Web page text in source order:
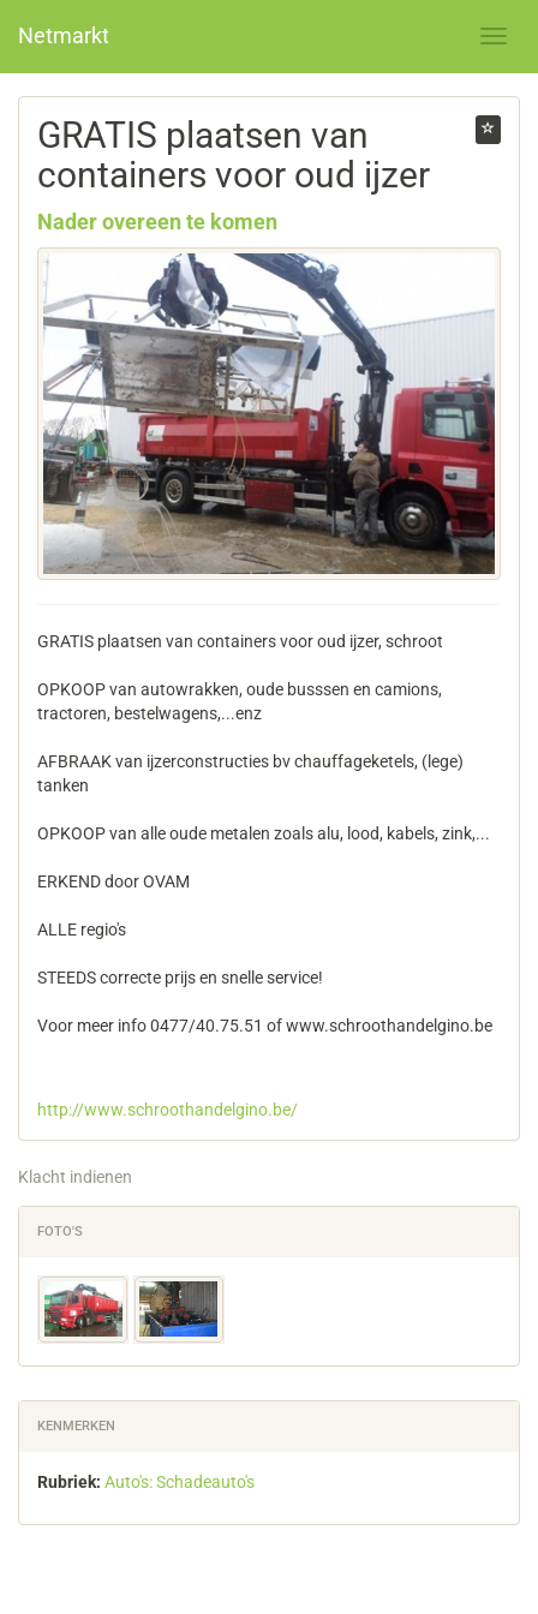
Netmarkt
GRATIS plaatsen van
containers voor oud ijzer
Nader overeen te komen
GRATIS plaatsen van containers voor oud ijzer, schroot
OPKOOP van autowrakken, oude busssen en camions,
tractoren, bestelwagens,...enz
AFBRAAK van ijzerconstructies bv chauffageketels, (lege)
tanken
OPKOOP van alle oude metalen zoals alu, lood, kabels, zink,...
ERKEND door OVAM
ALLE regio's
STEEDS correcte prijs en snelle service!
Voor meer info 0477/40.75.51 of www.schroothandelgino.be
http://www.schroothandelgino.be/
Klacht indienen
FOTO'S
KENMERKEN
Rubriek: Auto's: Schadeauto's